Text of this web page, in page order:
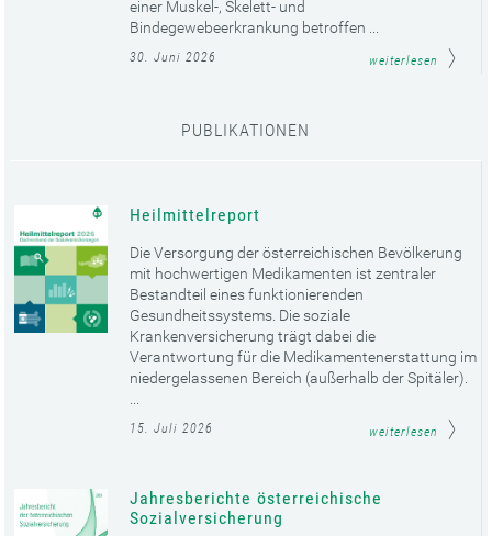
einer Muskel-, Skelett- und
Bindegewebeerkrankung betroffen ...
30. Juni 2026 weiterlesen
PUBLIKATIONEN
Heilmittelreport
Die Versorgung der österreichischen Bevölkerung
mit hochwertigen Medikamenten ist zentraler
Bestandteil eines funktionierenden
Gesundheitssystems. Die soziale
Krankenversicherung trägt dabei die
Verantwortung für die Medikamentenerstattung im
niedergelassenen Bereich (außerhalb der Spitäler).
15. Juli 2026 weiterlesen
Jahresberichte österreichische
Sozialversicherung